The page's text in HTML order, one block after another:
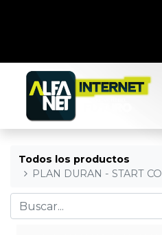
Todos los productos
PLAN DURAN - START